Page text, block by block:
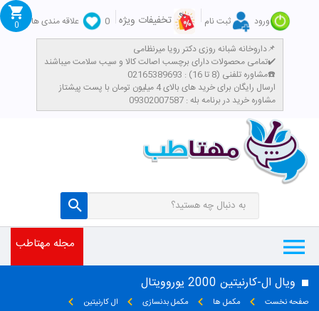
ورود ثبت نام تخفیفات ویژه 0
علاقه مندی ها
داروخانه شبانه روزی دکتر رویا میرنظامی📌
تمامی محصولات دارای برچسب اصالت کالا و سیب سلامت میباشند✔️
مشاوره تلفنی (8 تا 16) : 02165389693☎️
​ارسال رایگان برای خرید های بالای 4 میلیون تومان با پست پیشتاز
مشاوره خرید در برنامه بله : 09302007587
0
مجله مهتاطب
ویال ال-کارنیتین 2000 یوروویتال
صفحه نخست مکمل ها مکمل بدنسازی
ال کارنیتین